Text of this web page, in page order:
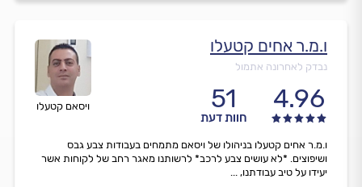
ויסאם קטעלו
ו.מ.ר אחים קטעלו
נבדק לאחרונה אתמול
4.96
51
חוות דעת
ו.מ.ר אחים קטעלו בניהולו של ויסאם מתמחים בעבודות צבע גבס
ושיפוצים. *לא עושים צבע לרכב* לרשותנו מאגר רחב של לקוחות אשר
יעידו על טיב עבודתנו, ...